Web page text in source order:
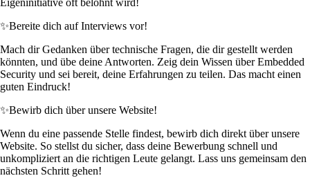
Eigeninitiative oft belohnt wird!
✨Bereite dich auf Interviews vor!
Mach dir Gedanken über technische Fragen, die dir gestellt werden
könnten, und übe deine Antworten. Zeig dein Wissen über Embedded
Security und sei bereit, deine Erfahrungen zu teilen. Das macht einen
guten Eindruck!
✨Bewirb dich über unsere Website!
Wenn du eine passende Stelle findest, bewirb dich direkt über unsere
Website. So stellst du sicher, dass deine Bewerbung schnell und
unkompliziert an die richtigen Leute gelangt. Lass uns gemeinsam den
nächsten Schritt gehen!